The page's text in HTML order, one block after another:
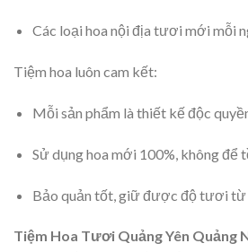
Các loại hoa nội địa tươi mới mỗi
Tiệm hoa luôn cam kết:
Mỗi sản phẩm là thiết kế độc
Sử dụng hoa mới 100%, không để
Bảo quản tốt, giữ được độ tươi từ
Tiệm Hoa Tươi Quảng Yên Quảng